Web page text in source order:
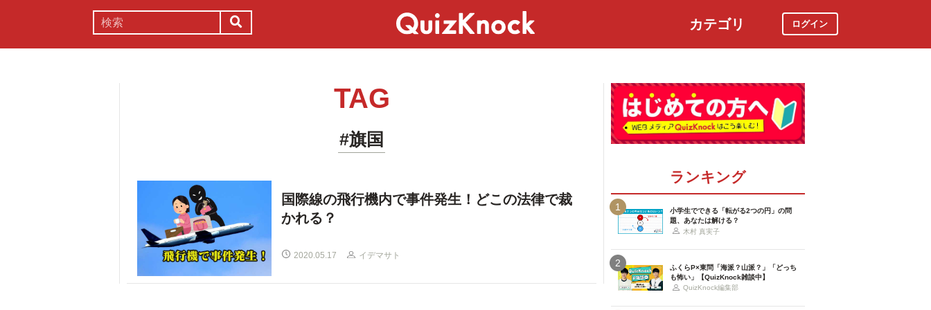
カテゴリ ログイン
TAG
#旗国
国際線の飛行機内で事件発生！どこの法律で裁
かれる？
2020.05.17 イデマサト
ランキング
1
小学生でできる「転がる2つの円」の問
題、あなたは解ける？
木村 真実子
2
ふくらP×東問「海派？山派？」「どっち
も怖い」【QuizKnock雑談中】
QuizKnock編集部